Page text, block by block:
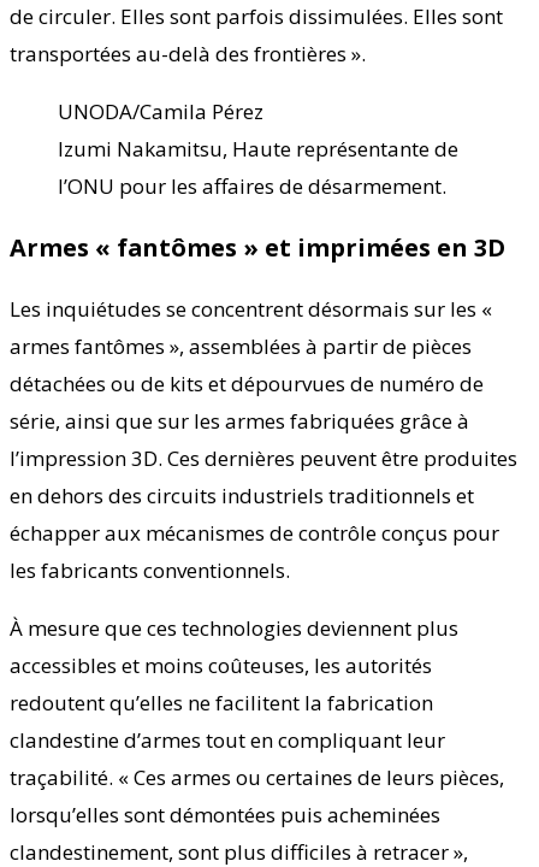
de circuler. Elles sont parfois dissimulées. Elles sont
transportées au-delà des frontières ».
UNODA/Camila Pérez
Izumi Nakamitsu, Haute représentante de
l’ONU pour les affaires de désarmement.
Armes « fantômes » et imprimées en 3D
Les inquiétudes se concentrent désormais sur les «
armes fantômes », assemblées à partir de pièces
détachées ou de kits et dépourvues de numéro de
série, ainsi que sur les armes fabriquées grâce à
l’impression 3D. Ces dernières peuvent être produites
en dehors des circuits industriels traditionnels et
échapper aux mécanismes de contrôle conçus pour
les fabricants conventionnels.
À mesure que ces technologies deviennent plus
accessibles et moins coûteuses, les autorités
redoutent qu’elles ne facilitent la fabrication
clandestine d’armes tout en compliquant leur
traçabilité. « Ces armes ou certaines de leurs pièces,
lorsqu’elles sont démontées puis acheminées
clandestinement, sont plus difficiles à retracer »,